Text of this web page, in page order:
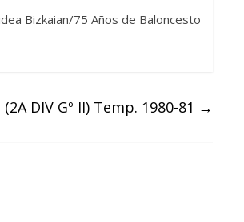
Bizkaian/75 Años de Baloncesto
DIV Gº II) Temp. 1980-81 →